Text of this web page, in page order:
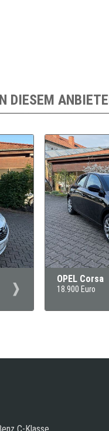
DIESEM
OPEL Corsa
18.900 Euro
C-Klasse